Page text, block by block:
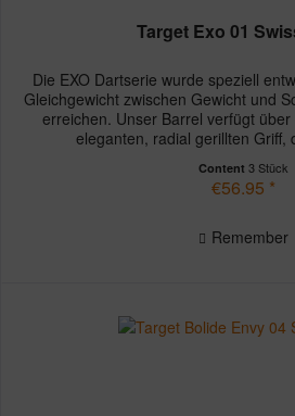
Target Exo 01
Die EXO Dartserie wurde speziell
Gleichgewicht zwischen Gewicht und
erreichen. Unser Barrel verfügt
eleganten, radial gerillten Griff,
Content 3 Stück
€56.95 *
Remember